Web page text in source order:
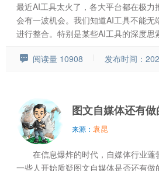
最近AI工具太火了，各大平台都在极
会有一波机会。我们知道AI工具不能
进行整合。特别是某些AI工具的深度思
阅读量 10908 发布时间：
图文自媒体还有
来源： 袁昆
在信息爆炸的时代，自媒体行业蓬
一些人开始质疑图文自媒体是否还有